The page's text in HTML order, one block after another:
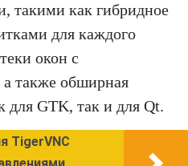
такими как гибридное
для каждого
окон с
также обширная
для GTK, так и для Qt.
TigerVNC